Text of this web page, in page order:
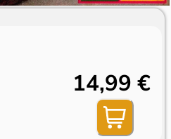
14,99 €